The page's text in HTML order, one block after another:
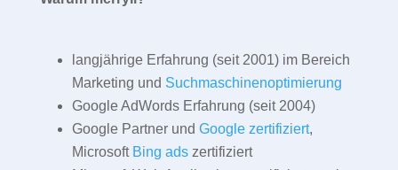
langjährige Erfahrung (seit 2001) im Bereich
Marketing und Suchmaschinenoptimierung
Google AdWords Erfahrung (seit 2004)
Google Partner und Google zertifiziert,
Microsoft Bing adszertifiziert